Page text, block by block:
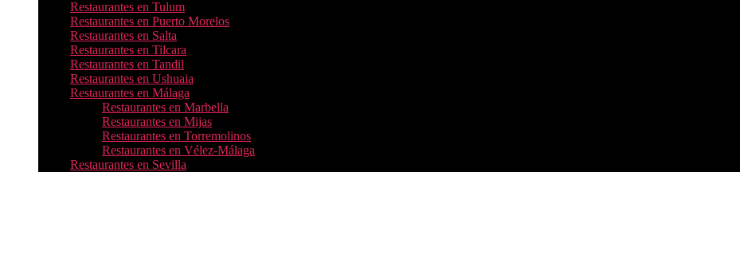
Restaurantes en Tulum
Restaurantes en Puerto Morelos
Restaurantes en Salta
Restaurantes en Tilcara
Restaurantes en Tandil
Restaurantes en Ushuaia
Restaurantes en Málaga
Restaurantes en Marbella
Restaurantes en Mijas
Restaurantes en Torremolinos
Restaurantes en Vélez-Málaga
Restaurantes en Sevilla